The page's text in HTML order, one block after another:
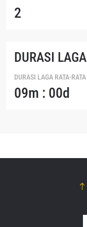
2
DURASI LAGA
DURASI LAGA RATA-RATA
09m : 00d